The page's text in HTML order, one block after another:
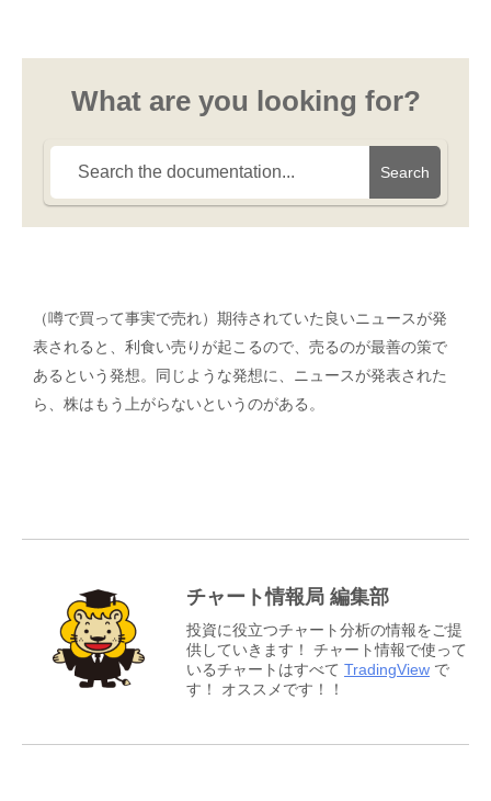
What are you looking for?
Search
（噂で買って事実で売れ）期待されていた良いニュースが発
表されると、利食い売りが起こるので、売るのが最善の策で
あるという発想。同じような発想に、ニュースが発表された
ら、株はもう上がらないというのがある。
チャート情報局 編集部
投資に役立つチャート分析の情報をご提
供していきます！ チャート情報で使って
いるチャートはすべて TradingView で
す！ オススメです！！